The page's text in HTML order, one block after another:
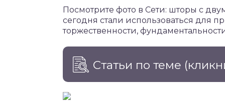
Посмотрите фото в Сети: шторы с
сегодня стали использоваться для
торжественности,
Статьи по теме